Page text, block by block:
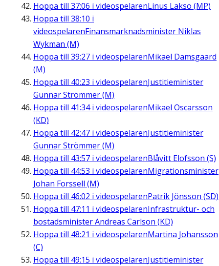
Hoppa till 37:06 i videospelarenLinus Lakso (MP)
Hoppa till 38:10 i
videospelarenFinansmarknadsminister Niklas
Wykman (M)
Hoppa till 39:27 i videospelarenMikael Damsgaard
(M)
Hoppa till 40:23 i videospelarenJustitieminister
Gunnar Strömmer (M)
Hoppa till 41:34i videospelarenMikael Oscarsson
(KD)
Hoppa till 42:47 i videospelarenJustitieminister
Gunnar Strömmer (M)
Hoppa till 43:57 i videospelarenBlåvitt Elofsson (S)
Hoppa till 44:53 i videospelarenMigrationsminister
Johan Forssell (M)
Hoppa till 46:02 i videospelarenPatrik Jönsson (SD)
Hoppa till 47:11 i videospelarenInfrastruktur- och
bostadsminister Andreas Carlson (KD)
Hoppa till 48:21 i videospelarenMartina Johansson
(C)
Hoppa till 49:15 i videospelarenJustitieminister